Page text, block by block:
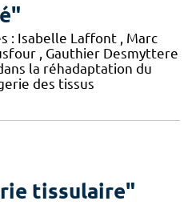
: Isabelle Laffont , Marc
, Gauthier Desmyttere
la réhadaptation du
des tissus
tissulaire"